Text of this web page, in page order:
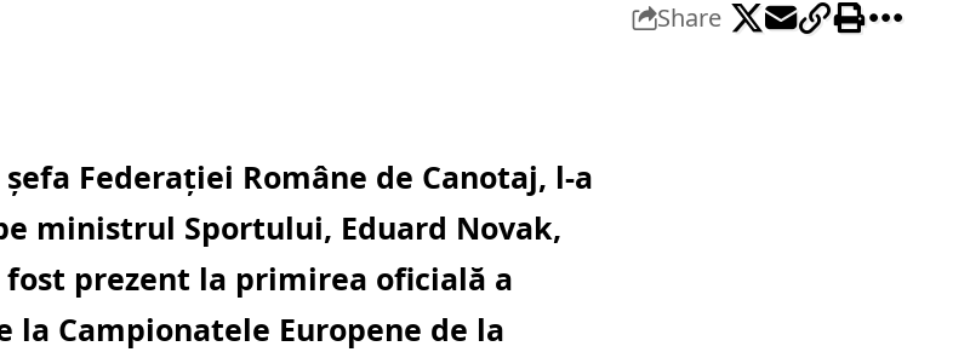
Share
Federației Române de Canotaj, l-a
ministrul Sportului, Eduard Novak,
fost prezent la primirea oficială a
la Campionatele Europene de la